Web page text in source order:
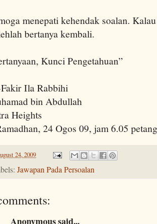
menepati kehendak soalan.
bertanya kembali.
Kunci Pengetahuan”
Ila Rabbihi
bin Abdullah
Heights
24 Ogos 09, jam 6.05 petang
24, 2009
Jawapan Pada Persoalan
Anonymous said...